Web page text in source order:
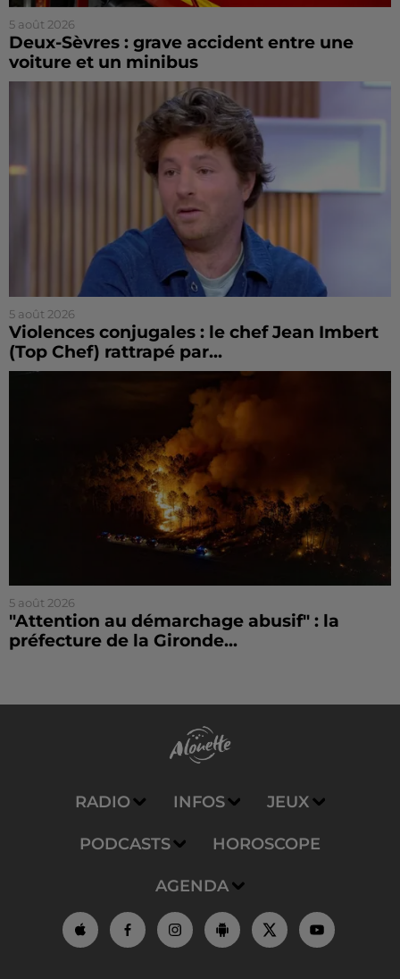
5 août 2026
Deux-Sèvres : grave accident entre une
voiture et un minibus
5 août 2026
Violences conjugales : le chef Jean Imbert
(Top Chef) rattrapé par...
5 août 2026
"Attention au démarchage abusif" : la
préfecture de la Gironde...
RADIO INFOS JEUX
PODCASTS HOROSCOPE
AGENDA